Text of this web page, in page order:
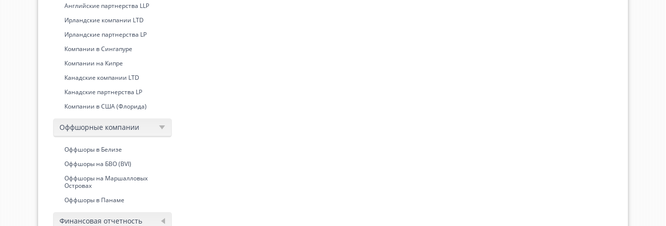
Английские партнерства LLP
Ирландские компании LTD
Ирландские партнерства LP
Компании в Сингапуре
Компании на Кипре
Канадские компании LTD
Канадские партнерства LP
Компании в США (Флорида)
Оффшорные компании
Оффшоры в Белизе
Оффшоры на БВО (BVI)
Оффшоры на Маршалловых
Островах
Оффшоры в Панаме
Финансовая отчетность